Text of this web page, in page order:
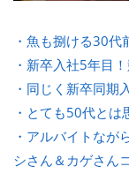
・魚も捌ける30
・新卒入社5年目
・同じく新卒同期
・とても50代と
・アルバイトなが
シさん＆カゲさん